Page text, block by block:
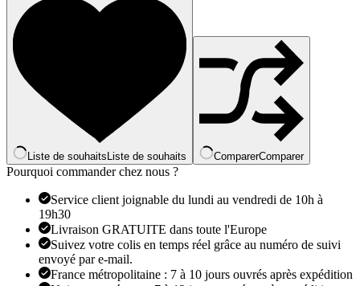
mode
fleur/forme
ronde
perle
boucles
d'oreilles
Styles
choix
oreille
cadeau
d'anniversaire
Liste de souhaits Liste de souhaits ComparerComparer
Pourquoi commander chez nous ?
Service client joignable du lundi au vendredi de 10h à
19h30
Livraison GRATUITE dans toute l'Europe
Suivez votre colis en temps réel grâce au numéro de suivi
envoyé par e-mail.
France métropolitaine : 7 à 10 jours ouvrés après expédition